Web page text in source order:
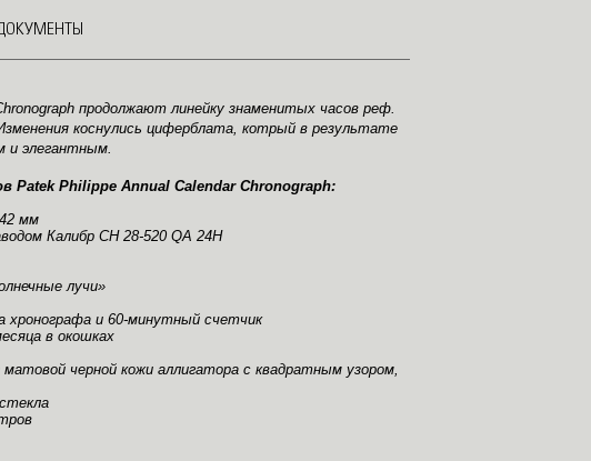
продолжают линейку знаменитых часов реф.
коснулись циферблата, котрый в результате
и элегантным.
Patek Philippe Annual Calendar Chronograph:
мм
Калибр CH 28-520 QA 24H
лучи»
хронографа и 60-минутный счетчик
в окошках
черной кожи аллигатора с квадратным узором,